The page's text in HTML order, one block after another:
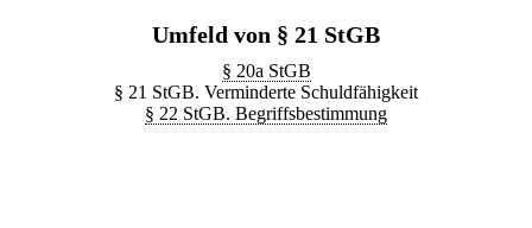
Umfeld von § 21 StGB
§ 20a StGB
§ 21 StGB. Verminderte Schuldfähigkeit
§ 22 StGB. Begriffsbestimmung